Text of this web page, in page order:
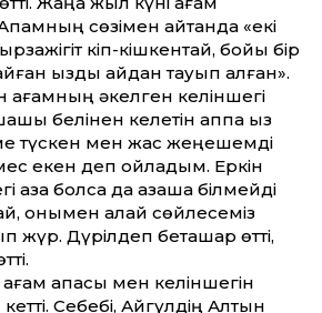
сөзімен айтқанда «екі
кіп-кішкентай, бойы бір
қызды қайдан тауып алған».
ағамның әкелген келіншегі
белінен келетін аппақ қыз
түскен мен жас жеңешемді
екен деп ойладым. Еркін
болса да қазақша білмейді
онымен қалай сөйлесеміз
жүр. Дүрілдеп беташар өтті,
апасы мен келіншегін
Себебі, Айгүлдің Алтын